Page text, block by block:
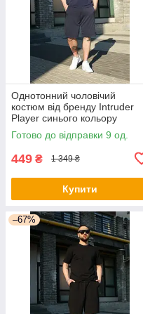
Однотонний чоловічий
костюм від бренду Intruder
Player синього кольору
Готово до відправки 9 од.
449 ₴ 1 349 ₴
Купити
–67%